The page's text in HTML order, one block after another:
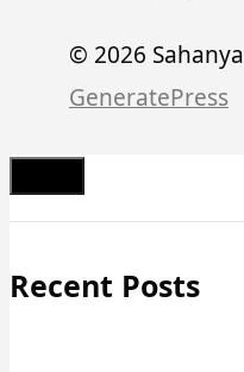
© 2026 Sahanya
GeneratePress
Schließen
Recent Posts